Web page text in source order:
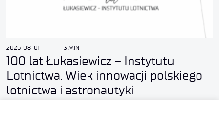
2026-08-01 3 MIN
100 lat Łukasiewicz – Instytutu
Lotnictwa. Wiek innowacji polskiego
lotnictwa i astronautyki